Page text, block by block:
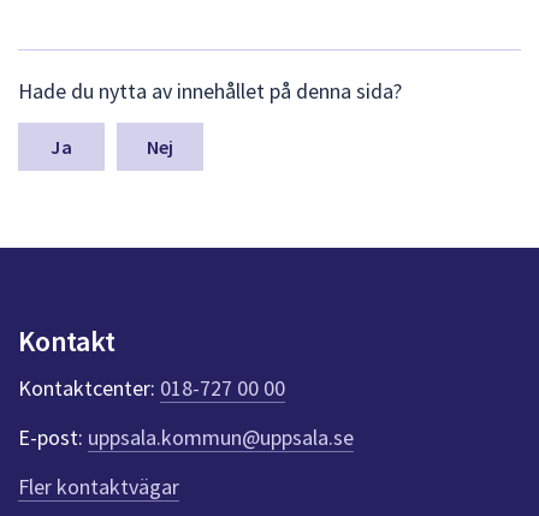
ä
m
a
n
k
e
r
f
ö
r
Hade du nytta av innehållet på denna sida?
Nej
Kontakt
Kontaktcenter: 018-727 00 00
E-post: uppsala.kommun@uppsala.se
Fler kontaktvägar